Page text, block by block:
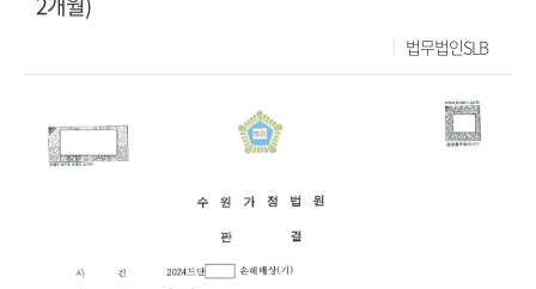
법무법인SLB